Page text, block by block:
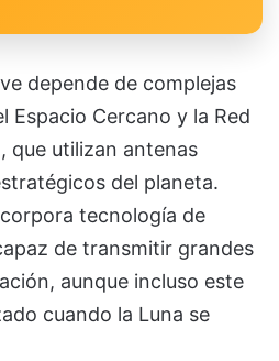
depende de complejas
Espacio Cercano y la Red
que utilizan antenas
del planeta.
tecnología de
de transmitir grandes
aunque incluso este
cuando la Luna se